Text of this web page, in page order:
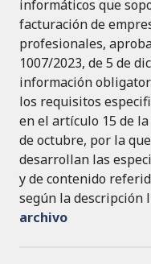
informáticos que
facturación de
profesionales,
1007/2023, de 5 de
información
los requisitos
en el artículo 15 de
de octubre, por la
desarrollan las
y de contenido
según la descripción
archivo